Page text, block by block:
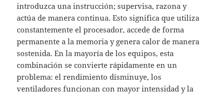
introduzca una instrucción; supervisa, razona y
actúa de manera continua. Esto significa que utiliza
constantemente el procesador, accede de forma
permanente a la memoria y genera calor de manera
sostenida. En la mayoría de los equipos, esta
combinación se convierte rápidamente en un
problema: el rendimiento disminuye, los
ventiladores funcionan con mayor intensidad y la